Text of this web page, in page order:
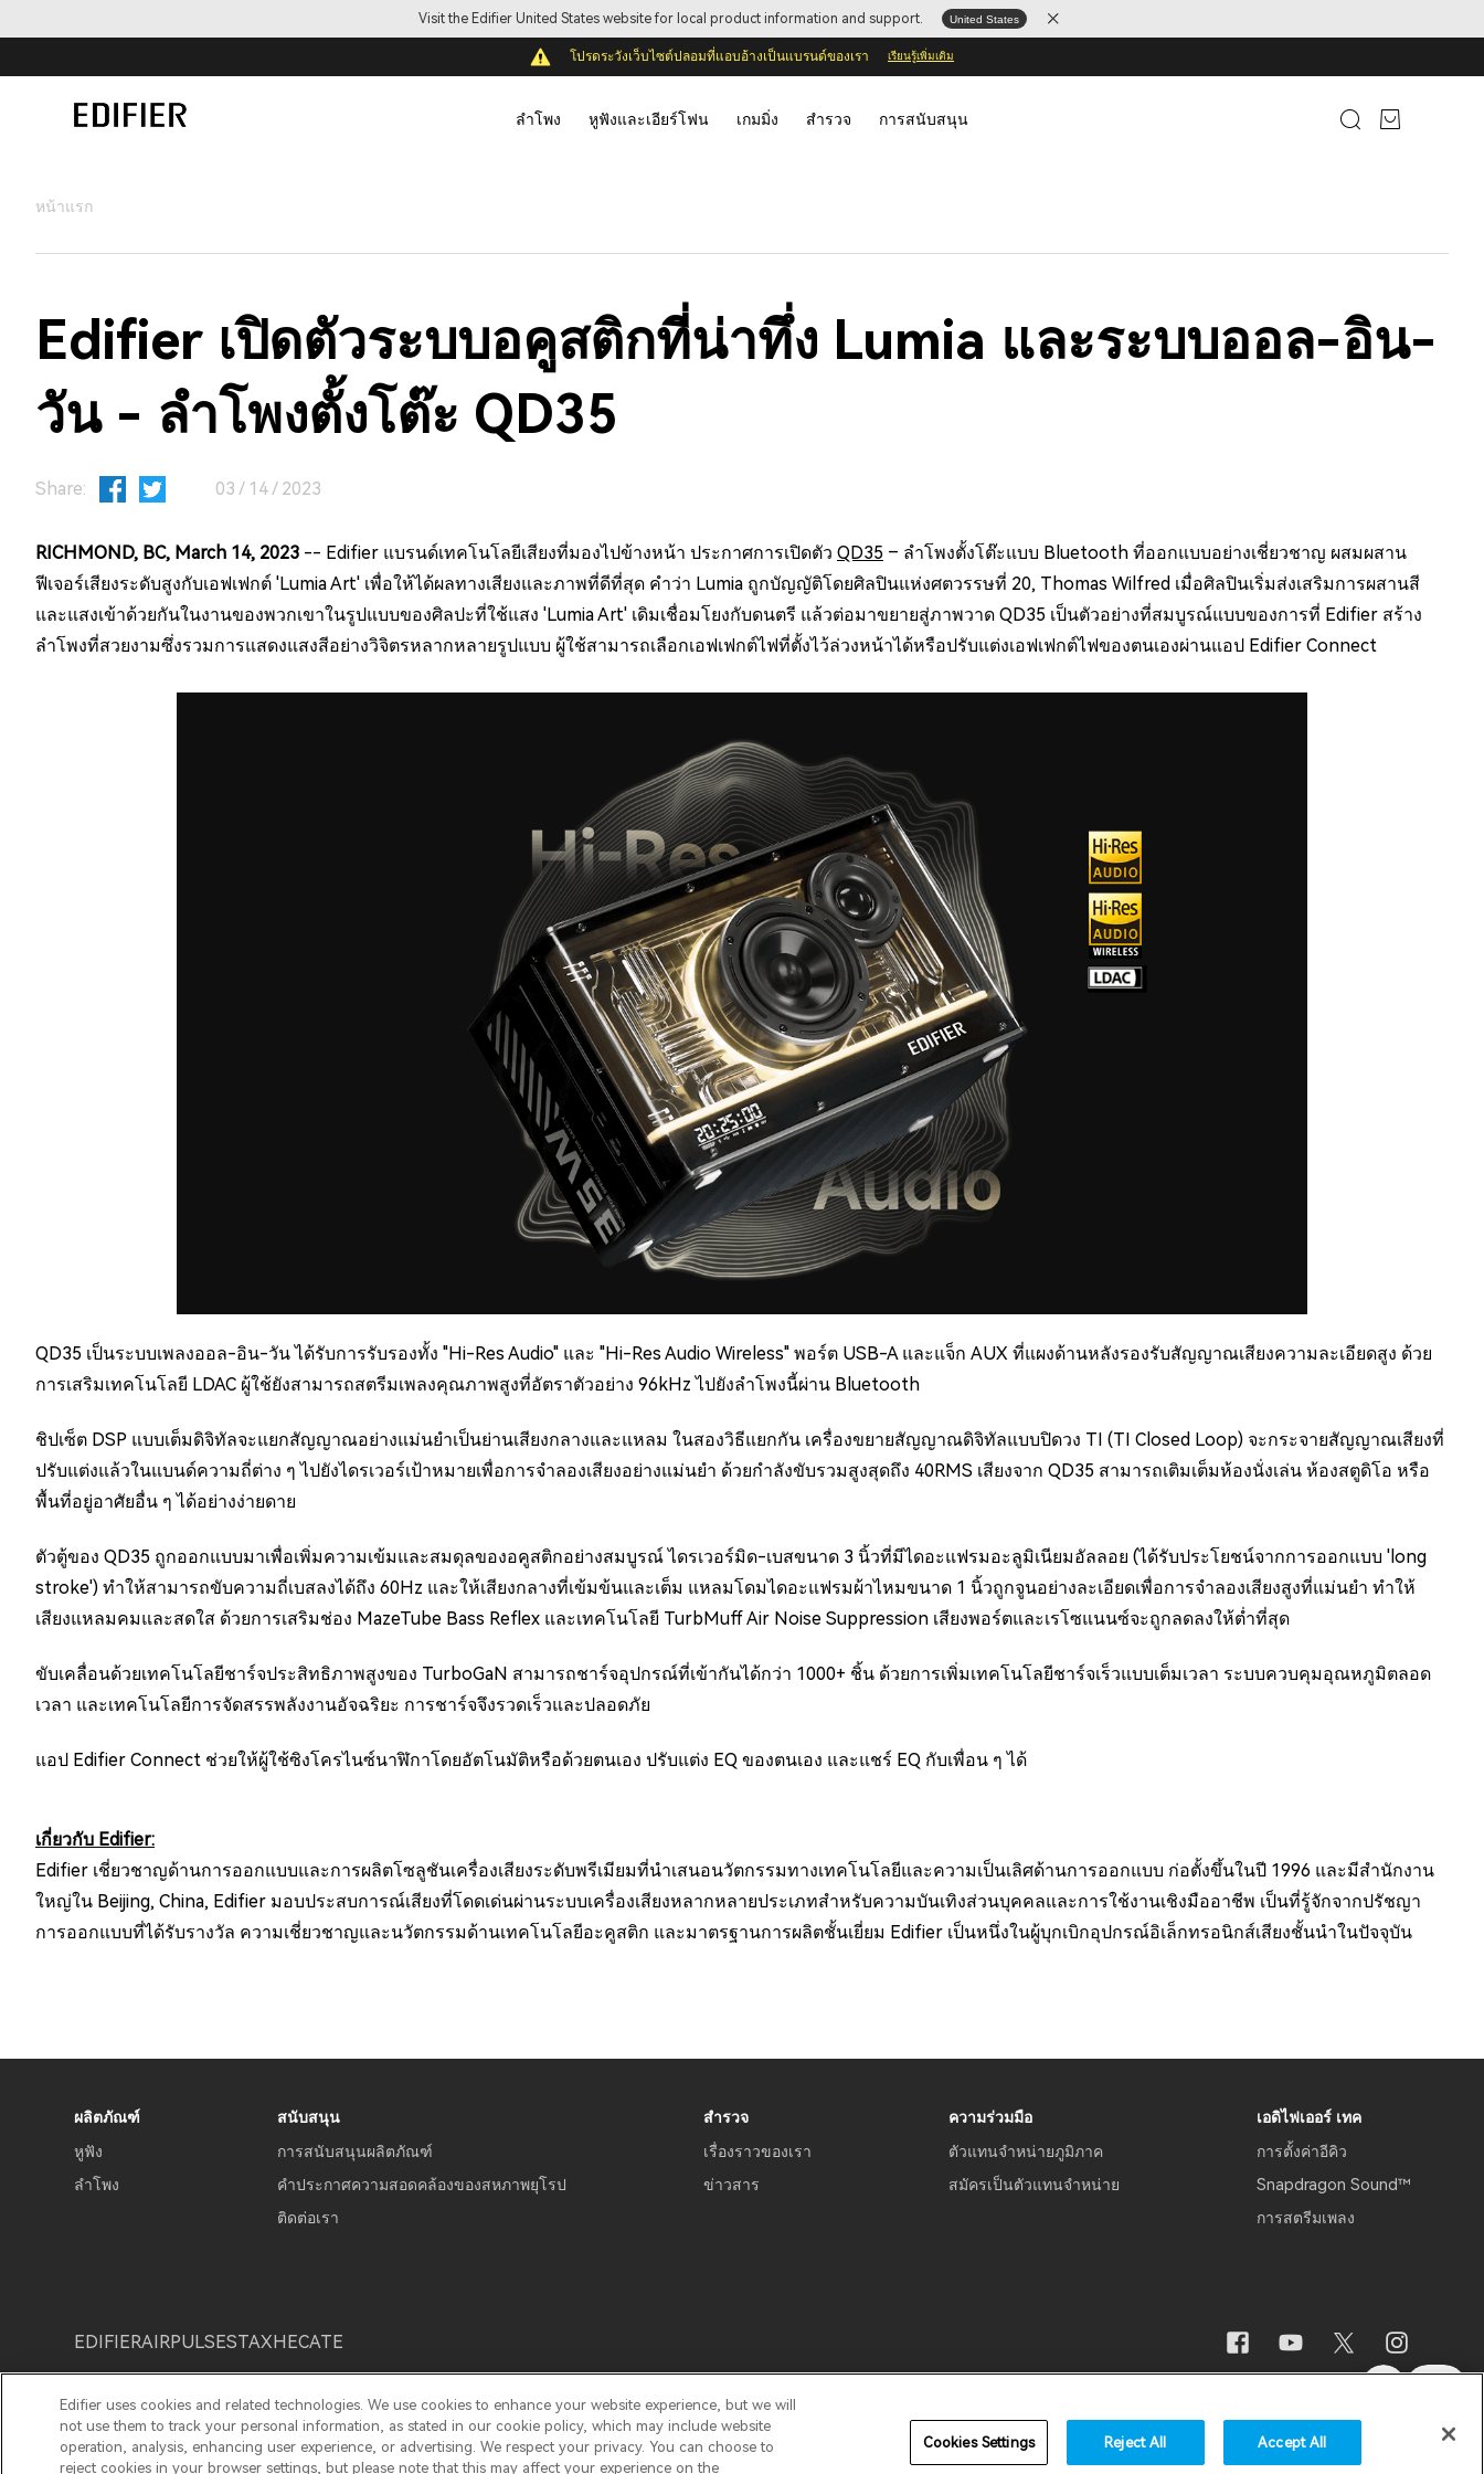
Visit the Edifier United States website for local product information and support. United States
โปรดระวังเว็บไซต์ปลอมที่แอบอ้างเป็นแบรนด์ของเรา เรียนรู้เพิ่มเติม
ลำโพง หูฟังและเอียร์โฟน เกมมิ่ง สำรวจ การสนับสนุน
หน้าแรก
Edifier เปิดตัวระบบอคูสติกที่น่าทึ่ง Lumia และระบบออล-อิน-
วัน - ลำโพงตั้งโต๊ะ QD35
Share: 03 / 14 / 2023
RICHMOND, BC, March 14, 2023 -- Edifier แบรนด์เทคโนโลยีเสียงที่มองไปข้างหน้า ประกาศการเปิดตัว QD35 – ลำโพงตั้งโต๊ะแบบ Bluetooth ที่ออกแบบอย่างเชี่ยวชาญ ผสมผสาน
ฟีเจอร์เสียงระดับสูงกับเอฟเฟกต์ 'Lumia Art' เพื่อให้ได้ผลทางเสียงและภาพที่ดีที่สุด คำว่า Lumia ถูกบัญญัติโดยศิลปินแห่งศตวรรษที่ 20, Thomas Wilfred เมื่อศิลปินเริ่มส่งเสริมการผสานสี
และแสงเข้าด้วยกันในงานของพวกเขาในรูปแบบของศิลปะที่ใช้แสง 'Lumia Art' เดิมเชื่อมโยงกับดนตรี แล้วต่อมาขยายสู่ภาพวาด QD35 เป็นตัวอย่างที่สมบูรณ์แบบของการที่ Edifier สร้าง
ลำโพงที่สวยงามซึ่งรวมการแสดงแสงสีอย่างวิจิตรหลากหลายรูปแบบ ผู้ใช้สามารถเลือกเอฟเฟกต์ไฟที่ตั้งไว้ล่วงหน้าได้หรือปรับแต่งเอฟเฟกต์ไฟของตนเองผ่านแอป Edifier Connect
QD35 เป็นระบบเพลงออล-อิน-วัน ได้รับการรับรองทั้ง "Hi-Res Audio" และ "Hi-Res Audio Wireless" พอร์ต USB-A และแจ็ก AUX ที่แผงด้านหลังรองรับสัญญาณเสียงความละเอียดสูง ด้วย
การเสริมเทคโนโลยี LDAC ผู้ใช้ยังสามารถสตรีมเพลงคุณภาพสูงที่อัตราตัวอย่าง 96kHz ไปยังลำโพงนี้ผ่าน Bluetooth
ชิปเซ็ต DSP แบบเต็มดิจิทัลจะแยกสัญญาณอย่างแม่นยำเป็นย่านเสียงกลางและแหลม ในสองวิธีแยกกัน เครื่องขยายสัญญาณดิจิทัลแบบปิดวง TI (TI Closed Loop) จะกระจายสัญญาณเสียงที่
ปรับแต่งแล้วในแบนด์ความถี่ต่าง ๆ ไปยังไดรเวอร์เป้าหมายเพื่อการจำลองเสียงอย่างแม่นยำ ด้วยกำลังขับรวมสูงสุดถึง 40RMS เสียงจาก QD35 สามารถเติมเต็มห้องนั่งเล่น ห้องสตูดิโอ หรือ
พื้นที่อยู่อาศัยอื่น ๆ ได้อย่างง่ายดาย
ตัวตู้ของ QD35 ถูกออกแบบมาเพื่อเพิ่มความเข้มและสมดุลของอคูสติกอย่างสมบูรณ์ ไดรเวอร์มิด-เบสขนาด 3 นิ้วที่มีไดอะแฟรมอะลูมิเนียมอัลลอย (ได้รับประโยชน์จากการออกแบบ 'long
stroke') ทำให้สามารถขับความถี่เบสลงได้ถึง 60Hz และให้เสียงกลางที่เข้มข้นและเต็ม แหลมโดมไดอะแฟรมผ้าไหมขนาด 1 นิ้วถูกจูนอย่างละเอียดเพื่อการจำลองเสียงสูงที่แม่นยำ ทำให้
เสียงแหลมคมและสดใส ด้วยการเสริมช่อง MazeTube Bass Reflex และเทคโนโลยี TurbMuff Air Noise Suppression เสียงพอร์ตและเรโซแนนซ์จะถูกลดลงให้ต่ำที่สุด
ขับเคลื่อนด้วยเทคโนโลยีชาร์จประสิทธิภาพสูงของ TurboGaN สามารถชาร์จอุปกรณ์ที่เข้ากันได้กว่า 1000+ ชิ้น ด้วยการเพิ่มเทคโนโลยีชาร์จเร็วแบบเต็มเวลา ระบบควบคุมอุณหภูมิตลอด
เวลา และเทคโนโลยีการจัดสรรพลังงานอัจฉริยะ การชาร์จจึงรวดเร็วและปลอดภัย
แอป Edifier Connect ช่วยให้ผู้ใช้ซิงโครไนซ์นาฬิกาโดยอัตโนมัติหรือด้วยตนเอง ปรับแต่ง EQ ของตนเอง และแชร์ EQ กับเพื่อน ๆ ได้
เกี่ยวกับ Edifier:
Edifier เชี่ยวชาญด้านการออกแบบและการผลิตโซลูชันเครื่องเสียงระดับพรีเมียมที่นำเสนอนวัตกรรมทางเทคโนโลยีและความเป็นเลิศด้านการออกแบบ ก่อตั้งขึ้นในปี 1996 และมีสำนักงาน
ใหญ่ใน Beijing, China, Edifier มอบประสบการณ์เสียงที่โดดเด่นผ่านระบบเครื่องเสียงหลากหลายประเภทสำหรับความบันเทิงส่วนบุคคลและการใช้งานเชิงมืออาชีพ เป็นที่รู้จักจากปรัชญา
การออกแบบที่ได้รับรางวัล ความเชี่ยวชาญและนวัตกรรมด้านเทคโนโลยีอะคูสติก และมาตรฐานการผลิตชั้นเยี่ยม Edifier เป็นหนึ่งในผู้บุกเบิกอุปกรณ์อิเล็กทรอนิกส์เสียงชั้นนำในปัจจุบัน
ผลิตภัณฑ์
หูฟัง
ลำโพง
สนับสนุน
การสนับสนุนผลิตภัณฑ์
คำประกาศความสอดคล้องของสหภาพยุโรป
ติดต่อเรา
สำรวจ
เรื่องราวของเรา
ข่าวสาร
ความร่วมมือ
ตัวแทนจำหน่ายภูมิภาค
สมัครเป็นตัวแทนจำหน่าย
เอดิไฟเออร์ เทค
การตั้งค่าอีคิว
Snapdragon Sound™
การสตรีมเพลง
EDIFIERAIRPULSESTAXHECATE
ประกาศความเป็นส่วนตัว ประกาศเกี่ยวกับคุกกี้ นโยบายการรับประกัน ข้อกำหนดการใช้งาน ห้ามขายข้อมูลของฉัน ความปลอดภัย ประกาศสำคัญ ประเทศไทย / ไทย
© 2026 Edifier. All rights reserved.
Edifier uses cookies and related technologies. We use cookies to enhance your website experience, but we will
not use them to track your personal information, as stated in our cookie policy, which may include website
operation, analysis, enhancing user experience, or advertising. We respect your privacy. You can choose to
reject cookies in your browser settings, but please note that this may affect your experience on the
Cookies Settings Reject All Accept All